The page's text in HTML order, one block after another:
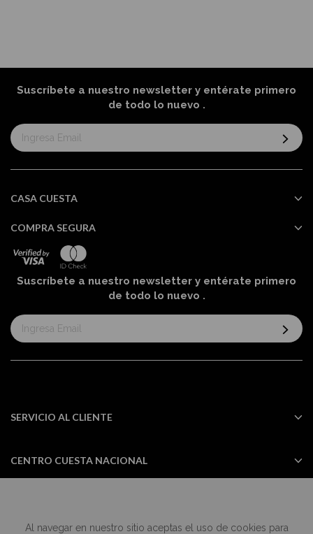
Al navegar en nuestro sitio aceptas el uso de cookies para
Suscríbete a nuestro newsletter y entérate primero
de todo lo nuevo .
Suscríbase
al
informativo:
CASA CUESTA
COMPRA SEGURA
Suscríbete a nuestro newsletter y entérate primero
de todo lo nuevo .
Suscríbase
al
informativo:
SERVICIO AL CLIENTE
CENTRO CUESTA NACIONAL